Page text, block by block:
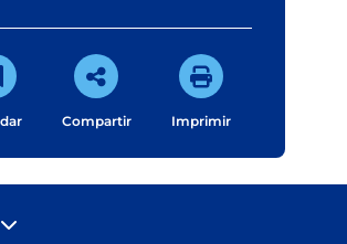
Compartir Imprimir